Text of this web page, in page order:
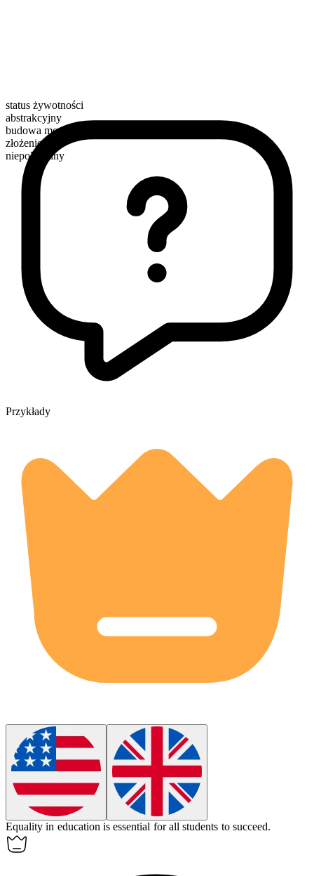
status żywotności
abstrakcyjny
budowa morfologiczna
złożenie
niepoliczalny
Przykłady
Equality in education is essential for all students to succeed.